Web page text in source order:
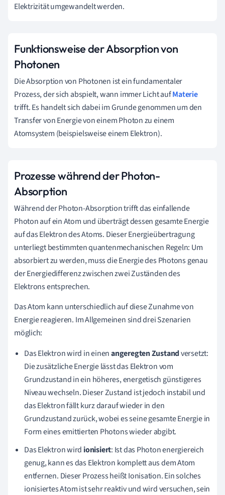
Elektrizität umgewandelt werden.
Funktionsweise der Absorption von
Photonen
Die Absorption von Photonen ist ein fundamentaler
Prozess, der sich abspielt, wann immer Licht aufMaterie
trifft. Es handelt sich dabei im Grunde genommen um den
Transfer von Energie von einem Photon zu einem
Atomsystem (beispielsweise einem Elektron).
Prozesse während der Photon-
Absorption
Während der Photon-Absorption trifft das einfallende
Photon auf ein Atom und überträgt dessen gesamte Energie
auf das Elektron des Atoms. Dieser Energieübertragung
unterliegt bestimmten quantenmechanischen Regeln: Um
absorbiert zu werden, muss die Energie des Photons genau
der Energiedifferenz zwischen zwei Zuständen des
Elektrons entsprechen.
Das Atom kann unterschiedlich auf diese Zunahme von
Energie reagieren. Im Allgemeinen sind drei Szenarien
möglich:
Das Elektron wird in einenangeregten Zustandversetzt:
Die zusätzliche Energie lässt das Elektron vom
Grundzustand in ein höheres, energetisch günstigeres
Niveau wechseln. Dieser Zustand ist jedoch instabil und
das Elektron fällt kurz darauf wieder in den
Grundzustand zurück, wobei es seine gesamte Energie in
Form eines emittierten Photons wieder abgibt.
Das Elektron wird ionisiert: Ist das Photon energiereich
genug, kann es das Elektron komplett aus dem Atom
entfernen. Dieser Prozess heißt Ionisation. Ein solches
ionisiertes Atom ist sehr reaktiv und wird versuchen, sein